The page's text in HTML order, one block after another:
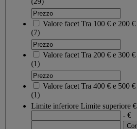
Valore facet Tra 100 € e 200 €
(7)
Valore facet Tra 200 € e 300 €
(1)
Valore facet Tra 400 € e 500 €
(1)
Limite inferiore Limite superiore €
- €